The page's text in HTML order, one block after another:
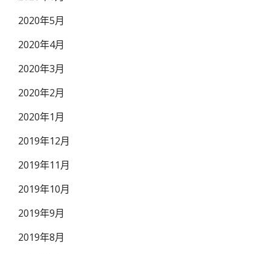
2020年5月
2020年4月
2020年3月
2020年2月
2020年1月
2019年12月
2019年11月
2019年10月
2019年9月
2019年8月